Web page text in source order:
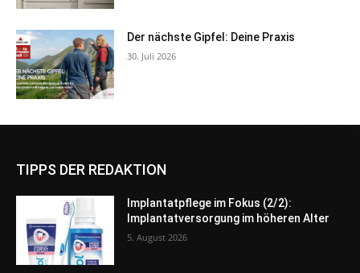
Der nächste Gipfel: Deine Praxis
30. Juli 2026
TIPPS DER REDAKTION
Implantatpflege im Fokus (2/2):
Implantatversorgung im höheren Alter
5. August 2026